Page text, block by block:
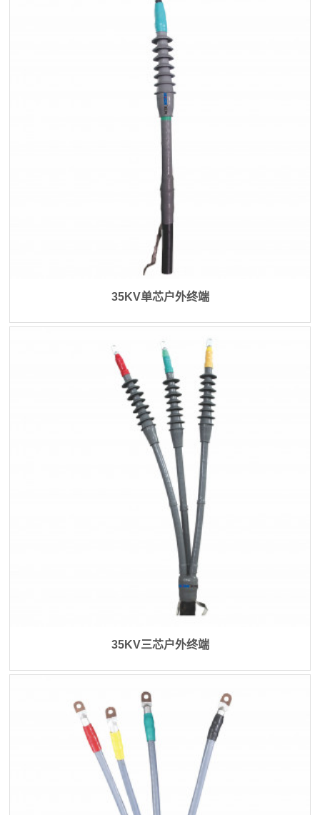
35KV单芯户外终端
35KV三芯户外终端